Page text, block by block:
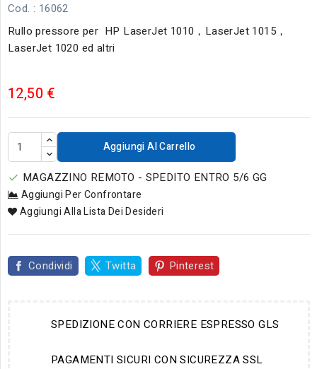
Cod. : 16062
Rullo pressore per HP LaserJet 1010，LaserJet 1015，
LaserJet 1020 ed altri
12,50 €
Aggiungi Al Carrello
 MAGAZZINO REMOTO - SPEDITO ENTRO 5/6 GG
Aggiungi Per Confrontare
Aggiungi Alla Lista Dei Desideri
Condividi Twitta Pinterest
SPEDIZIONE CON CORRIERE ESPRESSO GLS
PAGAMENTI SICURI CON SICUREZZA SSL